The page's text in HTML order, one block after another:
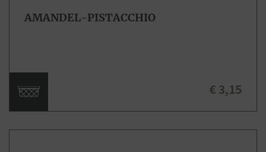
AMANDEL-PISTACCHIO
€ 3,15